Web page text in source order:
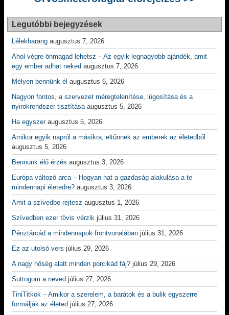
Legutóbbi bejegyzések
Lélekharang augusztus 7, 2026
Ahol végre önmagad lehetsz – Az egyik legnagyobb ajándék, amit
egy ember adhat neked augusztus 7, 2026
Mélyen bennünk él augusztus 6, 2026
Nagyon fontos, a szervezet méregtelenítése, lúgosítása és a
nyirokrendszer tisztítása augusztus 5, 2026
Ha egyszer augusztus 5, 2026
Amikor egyik napról a másikra, eltűnnek az emberek az életedből
augusztus 5, 2026
Bennünk élő érzés augusztus 3, 2026
Európa változó arca – Hogyan hat a gazdaság alakulása a te
mindennapi életedre? augusztus 3, 2026
Amit a szívedbe rejtesz augusztus 1, 2026
Szívedben ezer tövis vérzik július 31, 2026
Pénztárcád a mindennapok frontvonalában július 31, 2026
Ez az utolsó vers július 29, 2026
A nagy hőség alatt minden porcikád fáj? július 29, 2026
Suttogom a neved július 27, 2026
TiniTitkok – Amikor a szerelem, a barátok és a bulik egyszerre
formálják az életed július 27, 2026